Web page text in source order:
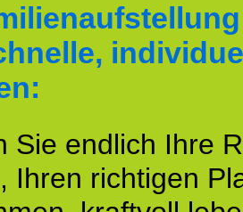
Sie endlich Ihre
Ihren richtigen